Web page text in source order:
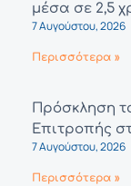
μέσα σε 2,5
7 Αυγούστου, 2026
Περισσότερα »
Πρόσκληση
Επιτροπής
7 Αυγούστου, 2026
Περισσότερα »